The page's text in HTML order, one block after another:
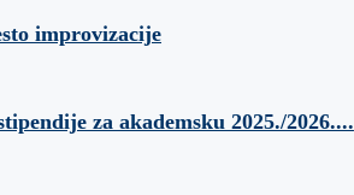
improvizacije
za akademsku 2025./2026....